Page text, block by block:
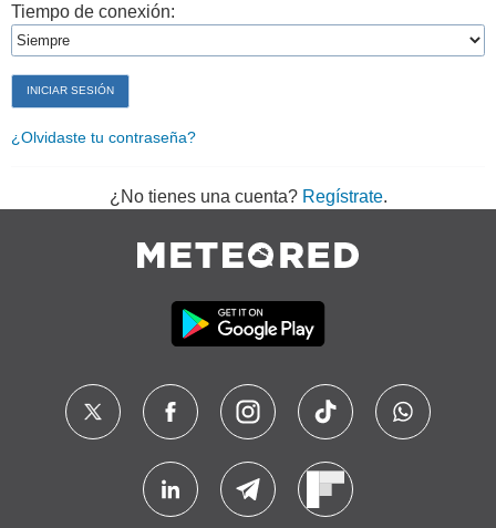
Tiempo de conexión:
¿Olvidaste tu contraseña?
¿No tienes una cuenta? Regístrate.